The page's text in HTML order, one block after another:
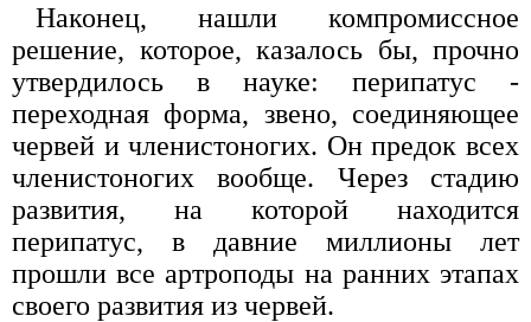
Наконец, нашли компромиссное
решение, которое, казалось бы, прочно
утвердилось в науке: перипатус -
переходная форма, звено, соединяющее
червей и членистоногих. Он предок всех
членистоногих вообще. Через стадию
развития, на которой находится
перипатус, в давние миллионы лет
прошли все артроподы на ранних этапах
своего развития из червей.